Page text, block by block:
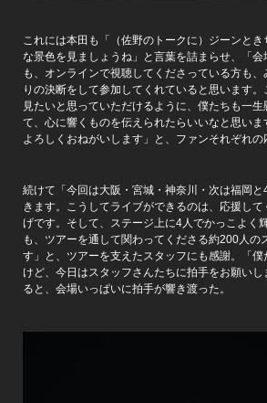
これには本田も「（佐野のトークに）ジーンと
な景色を見ましょうね」と言葉を詰まらせ、「
も、オンラインで視聴してくださっている方も
りの決断をして参加してくれていると思います
見たいと思っていただけるように、僕たちも一
て、心に響くものを伝えられたらいいなと思いま
よろしくおねがいします」と、ファンそれぞれの
続けて「今回は大阪・宮城・神奈川・次は福岡
きます。こうしてライブができるのは、応援し
げです。そして、ステージ上に4人でかっこよく
も、ツアーを通して関わってくださる約200人の
す」と、ツアーを支えたスタッフにも感謝。「
けど、今日はスタッフさんたちに拍手をお願い
ると、会場いっぱいに拍手が響き渡った。